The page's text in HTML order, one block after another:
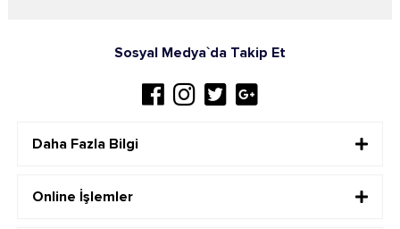
Sosyal Medya`da Takip Et
Daha Fazla Bilgi
Online İşlemler